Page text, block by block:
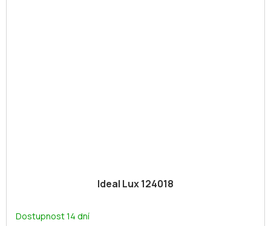
Ideal Lux 124018
Dostupnost 14 dní